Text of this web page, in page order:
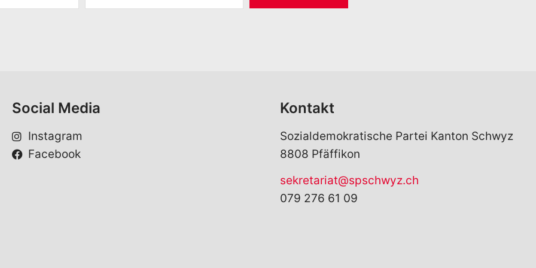
M
Social Media
Instagram
Facebook
Kontakt
Sozialdemokratische Partei Kanton Schwyz
8808 Pfäffikon
sekretariat@spschwyz.ch
079 276 61 09